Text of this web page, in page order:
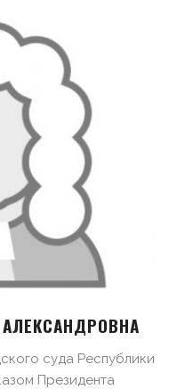
суда Республики
Президента